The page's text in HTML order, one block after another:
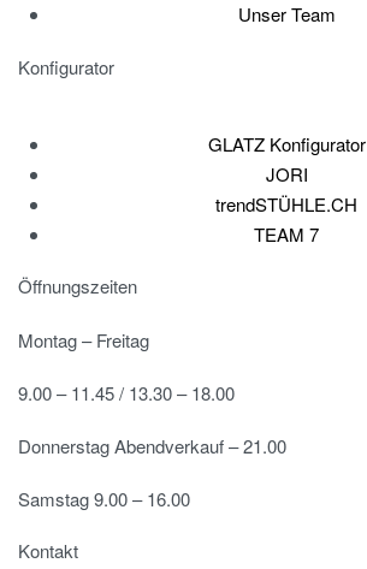
Unser Team
Konfigurator
GLATZ Konfigurator
JORI
trendSTÜHLE.CH
TEAM 7
Öffnungszeiten
Montag – Freitag
9.00 – 11.45 / 13.30 – 18.00
Donnerstag Abendverkauf – 21.00
Samstag 9.00 – 16.00
Kontakt